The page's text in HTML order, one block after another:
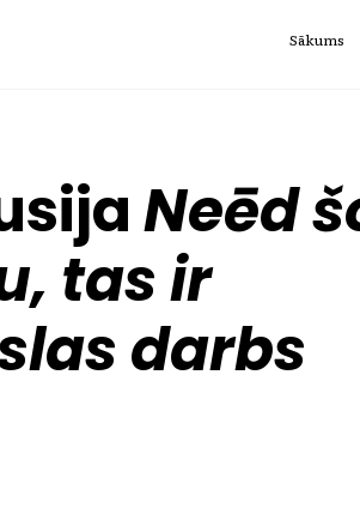
Sākums
Neēd
tas ir
darbs